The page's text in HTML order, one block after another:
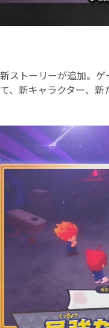
ストーリーが追加。
、新キャラクター、